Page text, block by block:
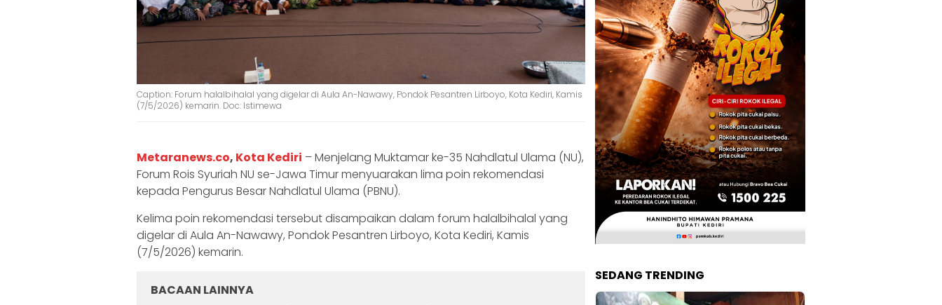
Caption: Forum halalbihalal yang digelar di Aula An-Nawawy, Pondok Pesantren Lirboyo, Kota Kediri, Kamis
(7/5/2026) kemarin. Doc: Istimewa
Metaranews.co, Kota Kediri – Menjelang Muktamar ke-35 Nahdlatul Ulama (NU),
Forum Rois Syuriah NU se-Jawa Timur menyuarakan lima poin rekomendasi
kepada Pengurus Besar Nahdlatul Ulama (PBNU).
Kelima poin rekomendasi tersebut disampaikan dalam forum halalbihalal yang
digelar di Aula An-Nawawy, Pondok Pesantren Lirboyo, Kota Kediri, Kamis
(7/5/2026) kemarin.
BACAAN LAINNYA
SEDANG TRENDING